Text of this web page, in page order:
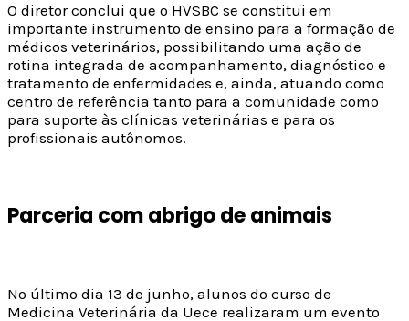
O diretor conclui que o HVSBC se constitui em
importante instrumento de ensino para a formação de
médicos veterinários, possibilitando uma ação de
rotina integrada de acompanhamento, diagnóstico e
tratamento de enfermidades e, ainda, atuando como
centro de referência tanto para a comunidade como
para suporte às clínicas veterinárias e para os
profissionais autônomos.
Parceria com abrigo de animais
No último dia 13 de junho, alunos do curso de
Medicina Veterinária da Uece realizaram um evento